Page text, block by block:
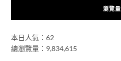
瀏覽量
本日人氣：62
總瀏覽量：9,834,615